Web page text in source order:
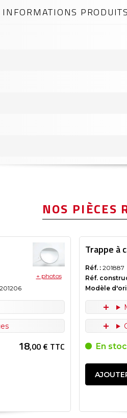
INFORMATIONS PRODUITS
NOS PIÈCES
+ photos
18,00 € TTC
Trappe à
Réf. : 201887
Réf.
Modèle
En